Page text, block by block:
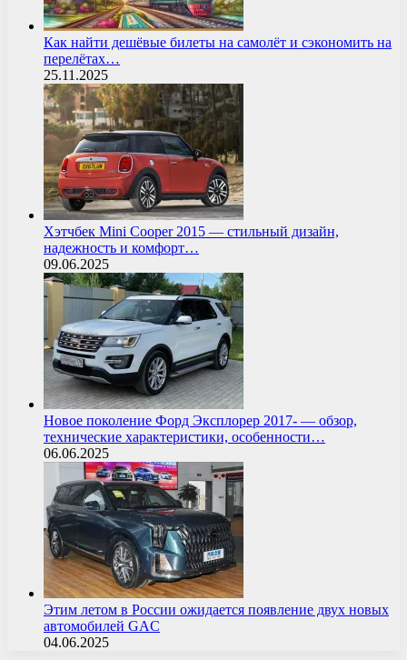
Как найти дешёвые билеты на самолёт и сэкономить на
перелётах…
25.11.2025
Хэтчбек Mini Cooper 2015 — стильный дизайн,
надежность и комфорт…
09.06.2025
Новое поколение Форд Эксплорер 2017- — обзор,
технические характеристики, особенности…
06.06.2025
Этим летом в России ожидается появление двух новых
автомобилей GAC
04.06.2025